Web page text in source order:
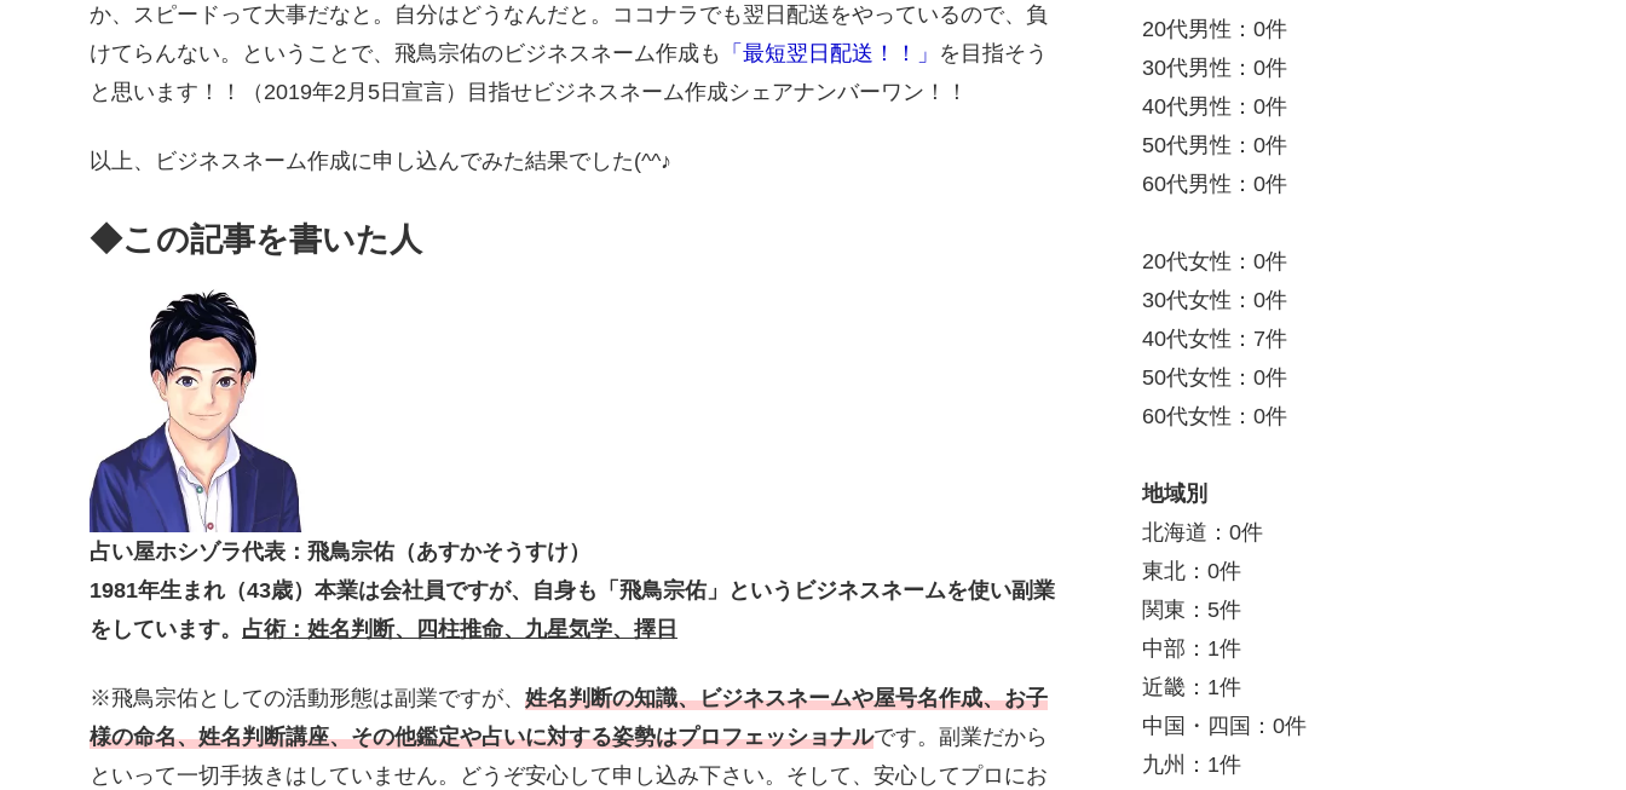
か、スピードって大事だなと。自分はどうなんだと。ココナラでも翌日配送をやっているので、負
けてらんない。ということで、飛鳥宗佑のビジネスネーム作成も
「最短翌日配送！！」 を目指そう
と思います！！（2019年2月5日宣言）目指せビジネスネーム作成シェアナンバーワン！！
以上、ビジネスネーム作成に申し込んでみた結果でした(^^♪
◆この記事を書いた人
占い屋ホシゾラ代表：飛鳥宗佑（あすかそうすけ）
1981年生まれ（43歳）本業は会社員ですが、自身も「飛鳥宗佑」というビジネスネームを使い副業
をしています。 占術：姓名判断、四柱推命、九星気学、擇日
※飛鳥宗佑としての活動形態は副業ですが、 姓名判断の知識、ビジネスネームや屋号名作成、お子
様の命名、姓名判断講座、その他鑑定や占いに対する姿勢はプロフェッショナルです。副業だから
といって一切手抜きはしていません。どうぞ安心して申し込み下さい。そして、安心してプロにお
20代男性：0件
30代男性：0件
40代男性：0件
50代男性：0件
60代男性：0件
20代女性：0件
30代女性：0件
40代女性：7件
50代女性：0件
60代女性：0件
地域別
北海道：0件
東北：0件
関東：5件
中部：1件
近畿：1件
中国・四国：0件
九州：1件